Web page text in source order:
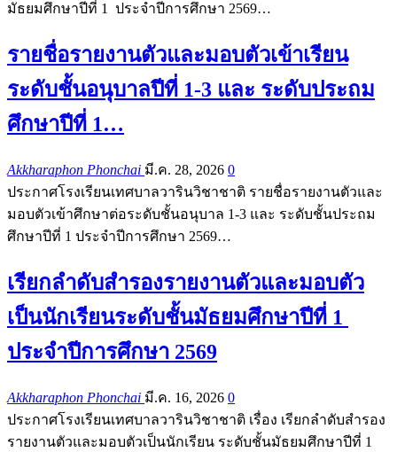
มัธยมศึกษาปีที่ 1 ประจำปีการศึกษา 2569…
รายชื่อรายงานตัวและมอบตัวเข้าเรียน
ระดับชั้นอนุบาลปีที่ 1-3 และ ระดับประถม
ศึกษาปีที่ 1…
Akkharaphon Phonchai มี.ค. 28, 2026 0
ประกาศโรงเรียนเทศบาลวารินวิชาชาติ รายชื่อรายงานตัวและ
มอบตัวเข้าศึกษาต่อระดับชั้นอนุบาล 1-3 และ ระดับชั้นประถม
ศึกษาปีที่ 1 ประจำปีการศึกษา 2569…
เรียกลำดับสำรองรายงานตัวและมอบตัว
เป็นนักเรียนระดับชั้นมัธยมศึกษาปีที่ 1
ประจำปีการศึกษา 2569
Akkharaphon Phonchai มี.ค. 16, 2026 0
ประกาศโรงเรียนเทศบาลวารินวิชาชาติ เรื่อง เรียกลำดับสำรอง
รายงานตัวและมอบตัวเป็นนักเรียน ระดับชั้นมัธยมศึกษาปีที่ 1